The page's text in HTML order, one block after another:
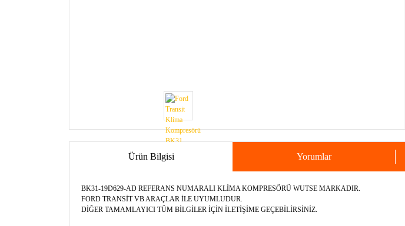
Ürün Bilgisi Yorumlar
BK31-19D629-AD REFERANS NUMARALI KLİMA KOMPRESÖRÜ WUTSE MARKADIR.
FORD TRANSİT VB ARAÇLAR İLE UYUMLUDUR.
DİĞER TAMAMLAYICI TÜM BİLGİLER İÇİN İLETİŞİME GEÇEBİLİRSİNİZ.